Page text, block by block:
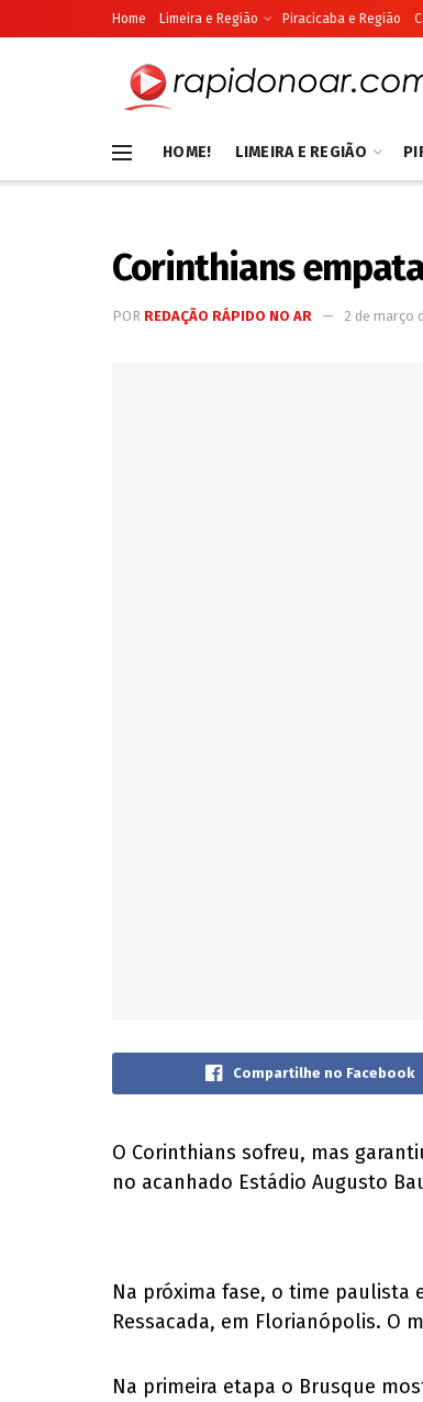
Home Limeira e Região Piracicaba e Região
HOME! LIMEIRA E REGIÃO
Corinthians
POR REDAÇÃO RÁPIDO NO AR 2 de março
Compartilhe no Facebook
O Corinthians sofreu, mas
no acanhado Estádio Augusto
Na próxima fase, o time paulista
Ressacada, em Florianópolis. O
Na primeira etapa o Brusque